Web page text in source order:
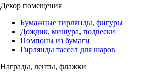
Декор помещения
Бумажные гирлянды, фигуры
Дождик, мишура, подвески
Помпоны из бумаги
Гирлянды тассел для шаров
Награды, ленты, флажки